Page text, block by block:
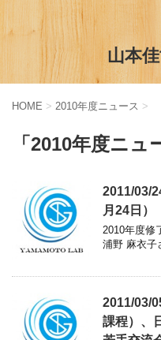
山本
HOME > 2010年度ニュース >
「2010年度ニュ
2011/03/
月24日）
2010年度修
浦野 麻衣子
2011/03/
課程）、